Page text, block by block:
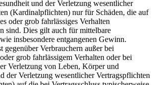
und der Verletzung wesentlicher
(Kardinalpflichten) nur für Schäden, die auf
oder grob fahrlässiges Verhalten
sind. Dies gilt auch für mittelbare
insbesondere entgangenen Gewinn.
gegenüber Verbrauchern außer bei
grob fahrlässigem Verhalten oder bei
Verletzung von Leben, Körper und
der Verletzung wesentlicher Vertragspflichten